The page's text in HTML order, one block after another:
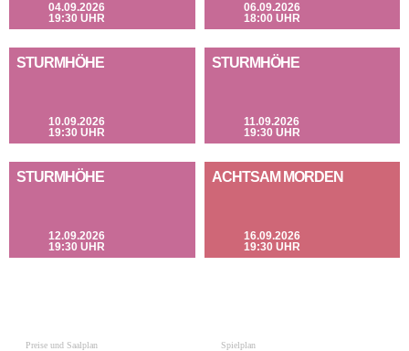
04.09.2026
19:30 UHR
06.09.2026
18:00 UHR
STURMHÖHE
10.09.2026
19:30 UHR
STURMHÖHE
11.09.2026
19:30 UHR
STURMHÖHE
12.09.2026
19:30 UHR
ACHTSAM MORDEN
16.09.2026
19:30 UHR
Preise und Saalplan
Spielplan